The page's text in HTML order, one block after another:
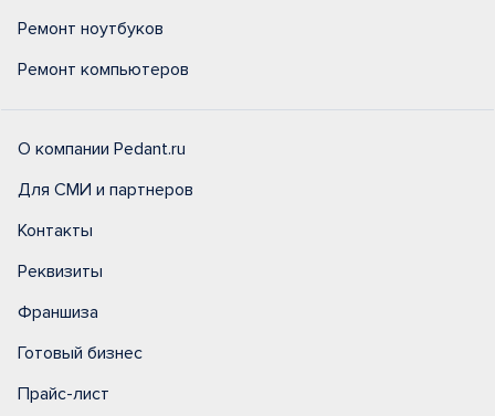
Ремонт ноутбуков
Ремонт компьютеров
О компании Pedant.ru
Для СМИ и партнеров
Контакты
Реквизиты
Франшиза
Готовый бизнес
Прайс-лист